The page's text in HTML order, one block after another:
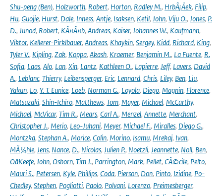
Shu-peng (Ben), Holzworth, Robert, Horton, Radley M., HrbÃ¡Äek, Filip,
Hu, Guojie, Hurst, Dale, Inness, Antje, Isaksen, Ketil, John, Viju O., Jones, P.
D., Junod, Robert, KÃ¤Ã¤b, Andreas, Kaiser, Johannes W., Kaufmann,
Viktor, Kellerer-Pirklbauer, Andreas, Khaykin, Sergey, Kidd, Richard, King,
Tyler V., Kipling, Zak, Koppa, Akash, Kraemer, Benjamin M., La Fuente, R.
Sofia, Laas, Alo, Lan, Xin, Lantz, Kathleen O., Lapierre, Jeff, Lavers, David
A., Leblanc, Thierry, Leibensperger, Eric, Lennard, Chris, Liley, Ben, Liu,
Yakun, Lo, Y. T. Eunice, Loeb, Norman G., Loyola, Diego, Magnin, Florence,
Matsuzaki, Shin-Ichiro, Matthews, Tom, Mayer, Michael, McCarthy,
Michael, McVicar, Tim R., Mears, Carl A., Menzel, Annette, Merchant,
Christopher J., Merio, Leo-Juhani, Meyer, Michael F., Miralles, Diego G.,
Montzka, Stephan A., Morice, Colin, Morino, Isamu, Mrekaj, Ivan,
MÃ¼hle, Jens, Nance, D., Nicolas, Julien P., Noetzli, Jeannette, Noll, Ben,
OâKeefe, John, Osborn, Tim J., Parrington, Mark, Pellet, CÃ©cile, Pelto,
Mauri S., Petersen, Kyle, Phillips, Coda, Pierson, Don, Pinto, Izidine, Po-
Chedley, Stephen, Pogliotti, Paolo, Polvani, Lorenzo, Preimesberger,